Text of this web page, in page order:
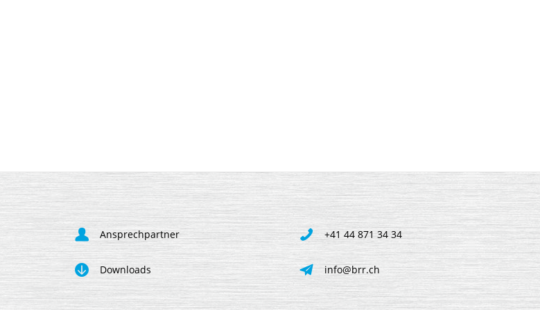
Ansprechpartner +41 44 871 34 34
Downloads info@brr.ch